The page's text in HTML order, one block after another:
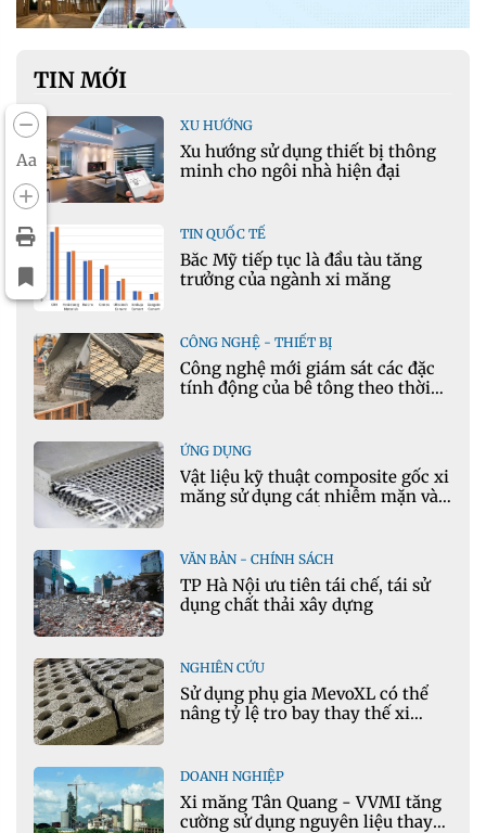
Aa
TIN MỚI
XU HƯỚNG
Xu hướng sử dụng thiết bị thông
minh cho ngôi nhà hiện đại
TIN QUỐC TẾ
Bắc Mỹ tiếp tục là đầu tàu tăng
trưởng của ngành xi măng
CÔNG NGHỆ - THIẾT BỊ
Công nghệ mới giám sát các đặc
tính động của bê tông theo thời
ỨNG DỤNG
Vật liệu kỹ thuật composite gốc xi
măng sử dụng cát nhiễm mặn và
VĂN BẢN - CHÍNH SÁCH
TP Hà Nội ưu tiên tái chế, tái sử
dụng chất thải xây dựng
NGHIÊN CỨU
Sử dụng phụ gia MevoXL có thể
nâng tỷ lệ tro bay thay thế xi
DOANH NGHIỆP
Xi măng Tân Quang - VVMI tăng
cường sử dụng nguyên liệu thay